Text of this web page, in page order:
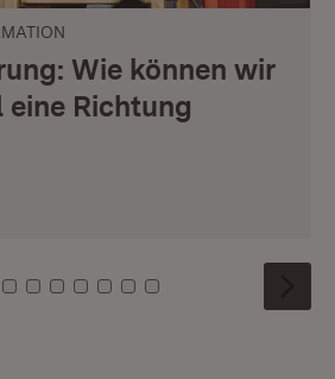
Wie können wir
Richtung
Kachel: 0
Zu Kachel: 1
Zu Kachel: 2
Zu Kachel: 3
Zu Kachel: 4
Zu Kachel: 5
Zu Kachel: 6
Zu Kachel: 7